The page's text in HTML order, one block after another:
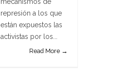
represión a los que
están expuestos las
activistas por los...
Read More →